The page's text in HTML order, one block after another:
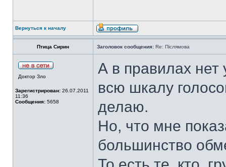
Вернуться к началу
Птица Сирин Заголовок сообщения: Re: Післямова
Доктор Зло
Зарегистрирован: 26.07.2011
11:36
Сообщения: 5658
А в правилах нет
всю шкалу
делаю.
Но, что мне
большинство